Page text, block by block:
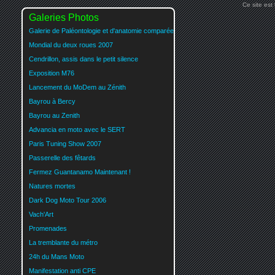
Galeries Photos
Galerie de Paléontologie et d'anatomie comparée
Mondial du deux roues 2007
Cendrillon, assis dans le petit silence
Exposition M76
Lancement du MoDem au Zénith
Bayrou à Bercy
Bayrou au Zenith
Advancia en moto avec le SERT
Paris Tuning Show 2007
Passerelle des fêtards
Fermez Guantanamo Maintenant !
Natures mortes
Dark Dog Moto Tour 2006
Vach'Art
Promenades
La tremblante du métro
24h du Mans Moto
Manifestation anti CPE
Ce site est